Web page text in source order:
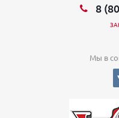
8
Мы в